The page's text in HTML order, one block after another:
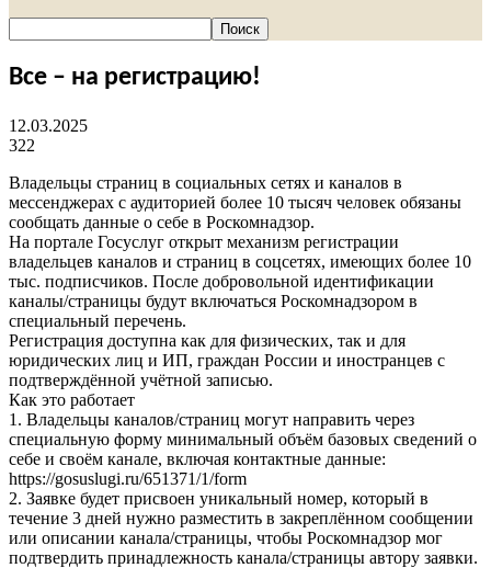
Все – на регистрацию!
12.03.2025
322
Владельцы страниц в социальных сетях и каналов в
мессенджерах с аудиторией более 10 тысяч человек обязаны
сообщать данные о себе в Роскомнадзор.
На портале Госуслуг открыт механизм регистрации
владельцев каналов и страниц в соцсетях, имеющих более 10
тыс. подписчиков. После добровольной идентификации
каналы/страницы будут включаться Роскомнадзором в
специальный перечень.
Регистрация доступна как для физических, так и для
юридических лиц и ИП, граждан России и иностранцев с
подтверждённой учётной записью.
Как это работает
1. Владельцы каналов/страниц могут направить через
специальную форму минимальный объём базовых сведений о
себе и своём канале, включая контактные данные:
https://gosuslugi.ru/651371/1/form
2. Заявке будет присвоен уникальный номер, который в
течение 3 дней нужно разместить в закреплённом сообщении
или описании канала/страницы, чтобы Роскомнадзор мог
подтвердить принадлежность канала/страницы автору заявки.